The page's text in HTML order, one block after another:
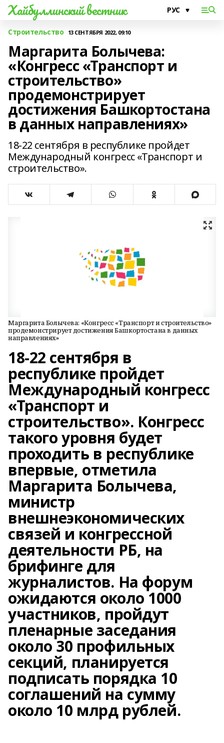
Хайбуллинский вестник
Строительство 13 СЕНТЯБРЯ 2022, 09:10
Маргарита Болычева:
«Конгресс «Транспорт и
строительство»
продемонстрирует
достижения Башкортостана
в данных направлениях»
18-22 сентября в республике пройдет
Международный конгресс «Транспорт и
строительство».
Маргарита Болычева: «Конгресс «Транспорт и строительство»
продемонстрирует достижения Башкортостана в данных
направлениях»
18-22 сентября в
республике пройдет
Международный конгресс
«Транспорт и
строительство». Конгресс
такого уровня будет
проходить в республике
впервые, отметила
Маргарита Болычева,
министр
внешнеэкономических
связей и конгрессной
деятельности РБ, на
брифинге для
журналистов. На форум
ожидаются около 1000
участников, пройдут
пленарные заседания
около 30 профильных
секций, планируется
подписать порядка 10
соглашений на сумму
около 10 млрд рублей.